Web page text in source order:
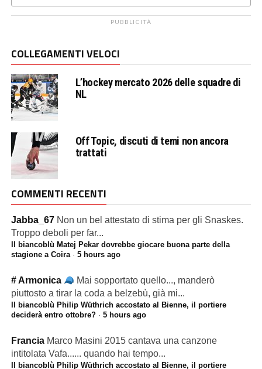
PUBBLICITÀ
COLLEGAMENTI VELOCI
L’hockey mercato 2026 delle squadre di
NL
Off Topic, discuti di temi non ancora
trattati
COMMENTI RECENTI
Jabba_67 Non un bel attestato di stima per gli Snaskes.
Troppo deboli per far...
Il biancoblù Matej Pekar dovrebbe giocare buona parte della
stagione a Coira· 5 hours ago
# Armonica
Mai sopportato quello..., manderò
piuttosto a tirar la coda a belzebù, già mi...
Il biancoblù Philip Wüthrich accostato al Bienne, il portiere
deciderà entro ottobre?· 5 hours ago
Francia Marco Masini 2015 cantava una canzone
intitolata Vafa...... quando hai tempo...
Il biancoblù Philip Wüthrich accostato al Bienne, il portiere